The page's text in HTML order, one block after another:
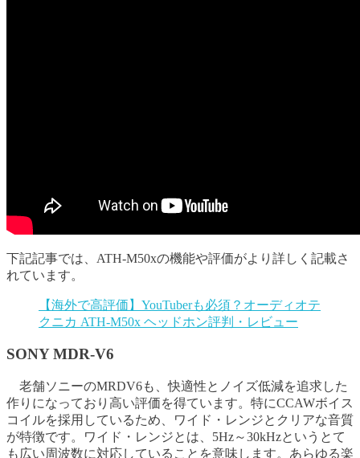
下記記事では、ATH-M50xの機能や評価がより詳しく記載さ
れています。
【海外で高評価】YouTuberも必須？オーディオテ
クニカ ATH-M50x ヘッドホン評判・レビュー
SONY MDR-V6
老舗ソニーのMRDV6も、快適性とノイズ低減を追求した
作りになっており高い評価を得ています。特にCCAWボイス
コイルを採用しているため、ワイド・レンジとクリアな音質
が特徴です。ワイド・レンジとは、5Hz～30kHzというとて
も広い周波数に対応していることを意味します。あらゆる楽